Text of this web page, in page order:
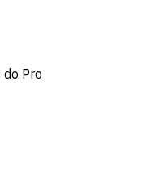
Pro